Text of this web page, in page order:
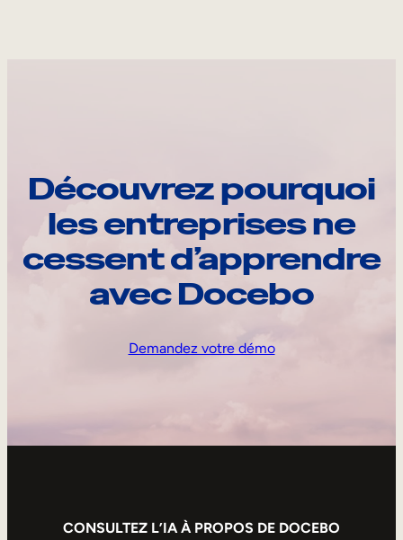
Découvrez pourquoi
les entreprises ne
cessent d’apprendre
avec Docebo
Demandez votre démo
CONSULTEZ L’IA À PROPOS DE DOCEBO